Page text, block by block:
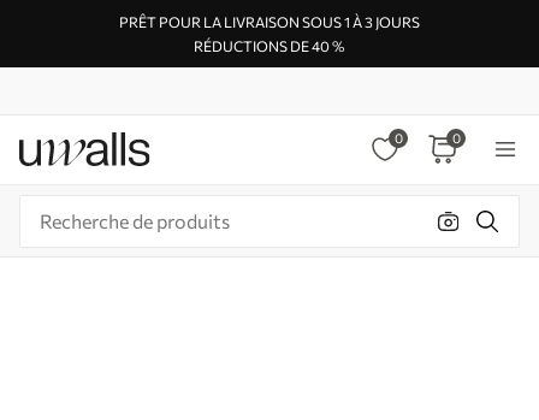
PRÊT POUR LA LIVRAISON SOUS 1 À 3 JOURS
RÉDUCTIONS DE 40 %
0 0